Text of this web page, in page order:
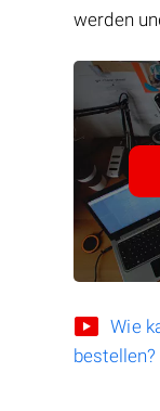
werden
Wie
bestellen?